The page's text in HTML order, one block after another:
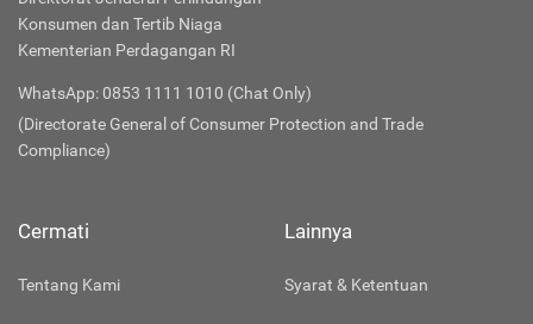
Konsumen dan Tertib Niaga
Kementerian Perdagangan RI
WhatsApp: 0853 1111 1010 (Chat Only)
(Directorate General of Consumer Protection and Trade
Compliance)
Cermati
Tentang Kami
Lainnya
Syarat & Ketentuan